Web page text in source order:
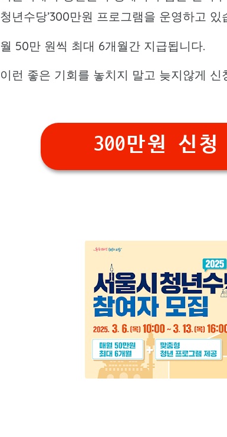
청년수당’300만원 프로그램을 운영하고 있
월 50만 원씩 최대 6개월간 지급됩니다.
이런 좋은 기회를 놓치지 말고 늦지않게 신
300만원 신